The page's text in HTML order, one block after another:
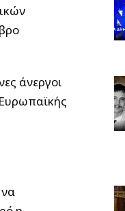
άνεργοι